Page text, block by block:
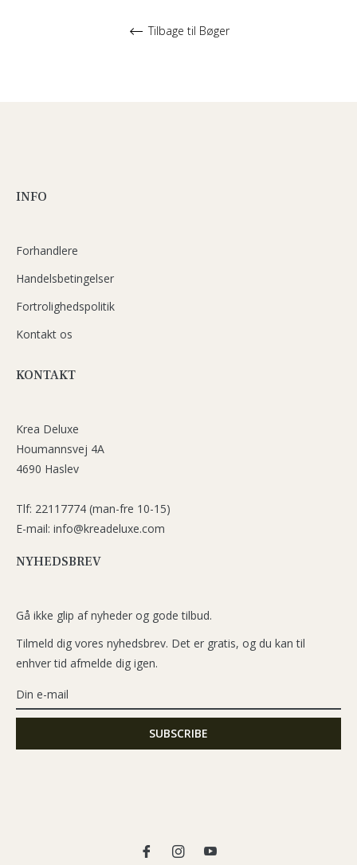
Tilbage til Bøger
INFO
Forhandlere
Handelsbetingelser
Fortrolighedspolitik
Kontakt os
KONTAKT
Krea Deluxe
Houmannsvej 4A
4690 Haslev
Tlf: 22117774 (man-fre 10-15)
E-mail: info@kreadeluxe.com
NYHEDSBREV
Gå ikke glip af nyheder og gode tilbud.
Tilmeld dig vores nyhedsbrev. Det er gratis, og du kan til
enhver tid afmelde dig igen.
Ins You